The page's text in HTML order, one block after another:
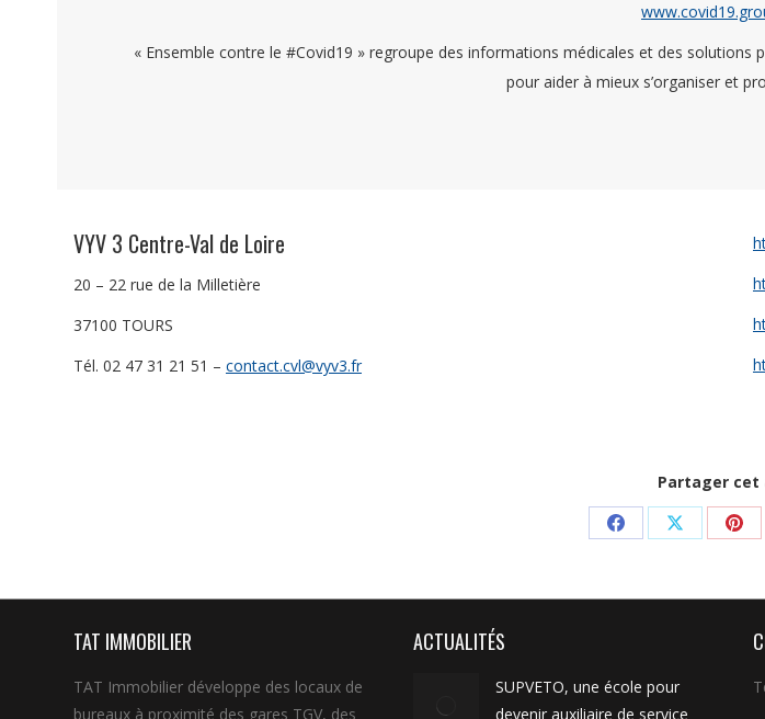
« Ensemble contre le #Covid19 » regroupe des informations médicales et des
pour aider à mieux s’organiser et
VYV 3 Centre-Val de Loire
20 – 22 rue de la Milletière
37100 TOURS
Tél. 02 47 31 21 51 – contact.cvl@vyv3.fr
Partager cet
Partager
Facebook
Partager
X
TAT IMMOBILIER
TAT Immobilier développe des locaux de
bureaux à proximité des gares TGV, des
ACTUALITÉS
SUPVETO, une école pour
devenir auxiliaire de service